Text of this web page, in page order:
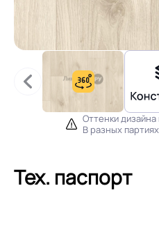
Оттенки
В разных
Тех. паспорт